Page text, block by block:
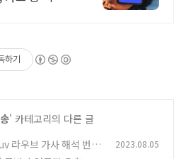
하기
' 카테고리의 다른 글
라우브 가사 해석 번역
2023.08.05